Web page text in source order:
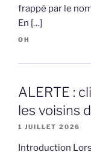
frappé par le
En […]
OH
ALERTE :
les voisins
1 JUILLET 2026
Introduction